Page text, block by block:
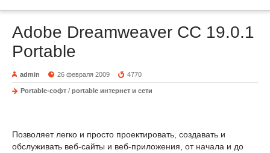
Adobe Dreamweaver CC 19.0.1
Portable
admin 26 февраля 2009 4770
Portable-софт / portable интернет и сети
Позволяет легко и просто проектировать, создавать и
обслуживать веб-сайты и веб-приложения, от начала и до